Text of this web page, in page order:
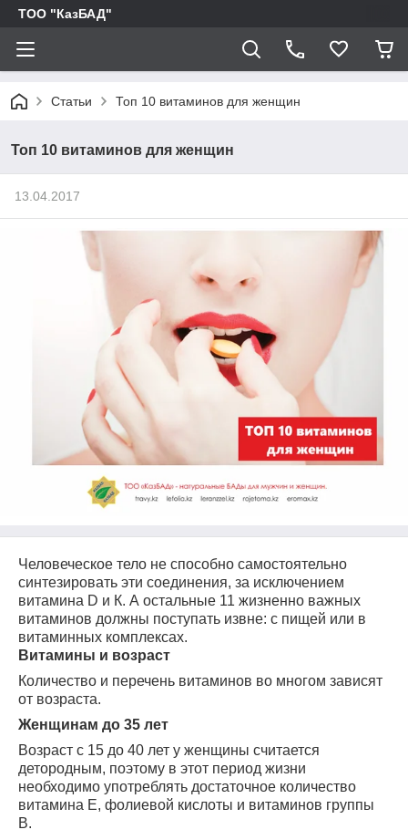
ТОО "КазБАД"
Статьи Топ 10 витаминов для женщин
Топ 10 витаминов для женщин
13.04.2017
Человеческое тело не способно самостоятельно
синтезировать эти соединения, за исключением
витамина D и К. А остальные 11 жизненно важных
витаминов должны поступать извне: с пищей или в
витаминных комплексах.
Витамины и возраст
Количество и перечень витаминов во многом зависят
от возраста.
Женщинам до 35 лет
Возраст с 15 до 40 лет у женщины считается
детородным, поэтому в этот период жизни
необходимо употреблять достаточное количество
витамина Е, фолиевой кислоты и витаминов группы
В.